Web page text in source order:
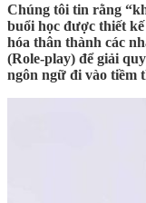
Chúng tôi tin rằng
buổi học được thiết
hóa thân thành các
(Role-play) để giải
ngôn ngữ đi vào tiềm